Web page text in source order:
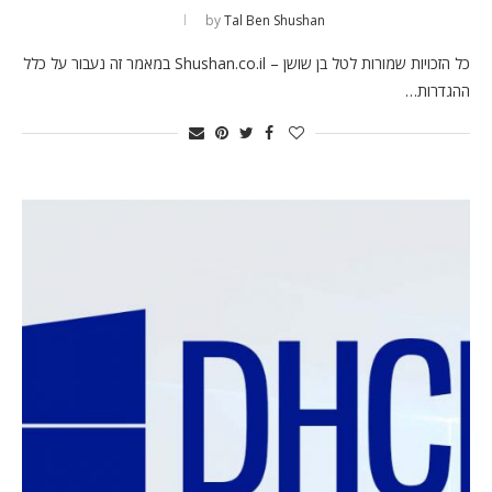
byTal Ben Shushan
כל הזכויות שמורות לטל בן שושן – Shushan.co.il במאמר זה נעבור על כלל
ההגדרות…